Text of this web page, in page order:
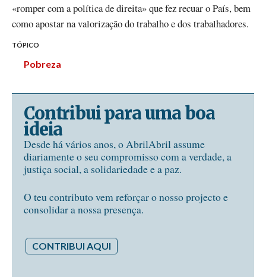
«romper com a política de direita» que fez recuar o País, bem
como apostar na valorização do trabalho e dos trabalhadores.
TÓPICO
Pobreza
Contribui para uma boa
ideia
Desde há vários anos, o AbrilAbril assume
diariamente o seu compromisso com a verdade, a
justiça social, a solidariedade e a paz.
O teu contributo vem reforçar o nosso projecto e
consolidar a nossa presença.
CONTRIBUI AQUI